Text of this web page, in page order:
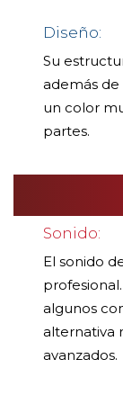
Diseño:
Su
además de
un color
partes.
Sonido:
El sonido
algunos
alternativa
avanzados.